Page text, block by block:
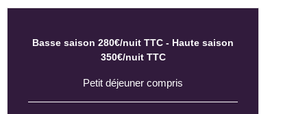
Basse saison 280€/nuit TTC - Haute saison
350€/nuit TTC
Petit déjeuner compris